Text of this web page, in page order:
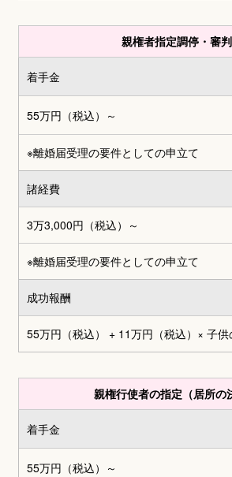
親権者指定調停・審判
着手金
55万円（税込）～
※離婚届受理の要件としての申立て
諸経費
3万3,000円 （税込）～
※離婚届受理の要件としての申立て
成功報酬
55万円（税込） + 11万円（税込） × 子供
親権行使者の指定（居所の
着手金
55万円（税込）～